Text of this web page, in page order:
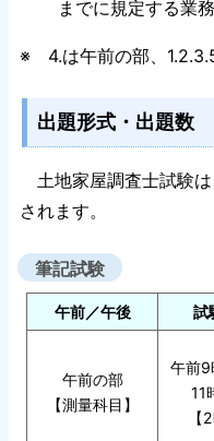
までに規定する業
※ 4.は午前の部、
出題形式・出題数
土地家屋調査士試験
されます。
筆記試験
午前／午後 試
午前の部
【測量科目】
午前9
11
【